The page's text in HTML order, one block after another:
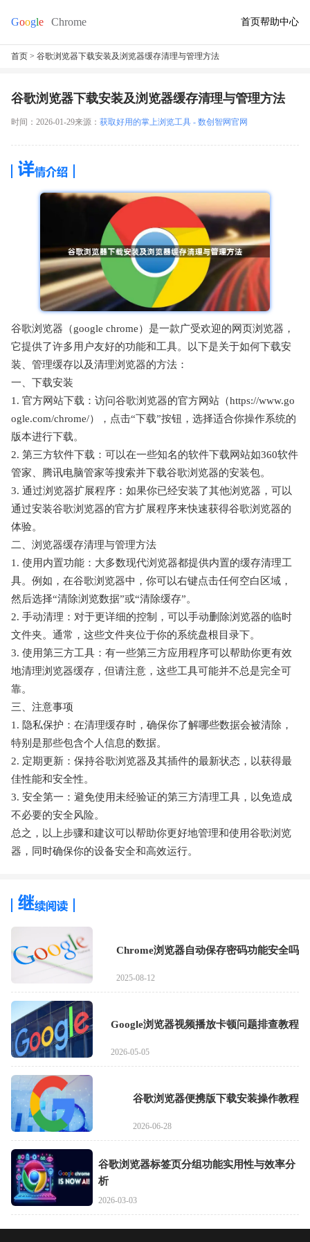
首页帮助中心
首页 > 谷歌浏览器下载安装及浏览器缓存清理与管理方法
谷歌浏览器下载安装及浏览器缓存清理与管理方法
时间：2026-01-29来源： 获取好用的掌上浏览工具 - 数创智网官网
谷歌浏览器（google chrome）是一款广受欢迎的网页浏览器，
它提供了许多用户友好的功能和工具。以下是关于如何下载安
装、管理缓存以及清理浏览器的方法：
一、下载安装
1. 官方网站下载：访问谷歌浏览器的官方网站（https://www.go
ogle.com/chrome/），点击“下载”按钮，选择适合你操作系统的
版本进行下载。
2. 第三方软件下载：可以在一些知名的软件下载网站如360软件
管家、腾讯电脑管家等搜索并下载谷歌浏览器的安装包。
3. 通过浏览器扩展程序：如果你已经安装了其他浏览器，可以
通过安装谷歌浏览器的官方扩展程序来快速获得谷歌浏览器的
体验。
二、浏览器缓存清理与管理方法
1. 使用内置功能：大多数现代浏览器都提供内置的缓存清理工
具。例如，在谷歌浏览器中，你可以右键点击任何空白区域，
然后选择“清除浏览数据”或“清除缓存”。
2. 手动清理：对于更详细的控制，可以手动删除浏览器的临时
文件夹。通常，这些文件夹位于你的系统盘根目录下。
3. 使用第三方工具：有一些第三方应用程序可以帮助你更有效
地清理浏览器缓存，但请注意，这些工具可能并不总是完全可
靠。
三、注意事项
1. 隐私保护：在清理缓存时，确保你了解哪些数据会被清除，
特别是那些包含个人信息的数据。
2. 定期更新：保持谷歌浏览器及其插件的最新状态，以获得最
佳性能和安全性。
3. 安全第一：避免使用未经验证的第三方清理工具，以免造成
不必要的安全风险。
总之，以上步骤和建议可以帮助你更好地管理和使用谷歌浏览
器，同时确保你的设备安全和高效运行。
Chrome浏览器自动保存密码功能安全吗
2025-08-12
Google浏览器视频播放卡顿问题排查教程
2026-05-05
谷歌浏览器便携版下载安装操作教程
2026-06-28
谷歌浏览器标签页分组功能实用性与效率分
析
2026-03-03